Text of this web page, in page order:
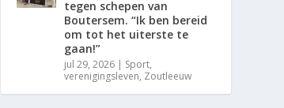
tegen schepen van
Boutersem. “Ik ben bereid
om tot het uiterste te
gaan!”
jul 29, 2026 | Sport,
verenigingsleven, Zoutleeuw